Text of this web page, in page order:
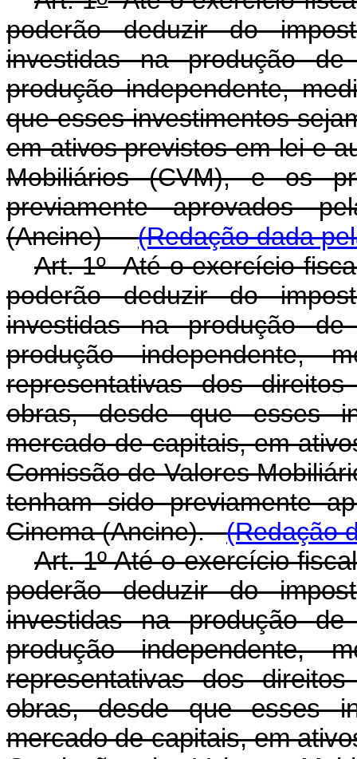
poderão deduzir do
investidas na produção
produção independente,
que esses investimentos
em ativos previstos em lei e
Mobiliários (CVM), e os
previamente aprovados
(Ancine)
(Redação dada
Art. 1º Até o exercício
poderão deduzir do
investidas na produção
produção independente,
representativas dos
obras, desde que esses
mercado de capitais, em
Comissão de Valores
tenham sido previamente
Cinema (Ancine).(Redação
Art. 1º Até o exercício
poderão deduzir do
investidas na produção
produção independente,
representativas dos
obras, desde que esses
mercado de capitais, em